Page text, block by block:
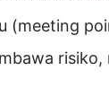
(meeting